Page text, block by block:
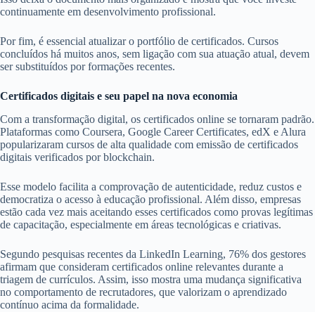
continuamente em desenvolvimento profissional.
Por fim, é essencial atualizar o portfólio de certificados. Cursos
concluídos há muitos anos, sem ligação com sua atuação atual, devem
ser substituídos por formações recentes.
Certificados digitais e seu papel na nova economia
Com a transformação digital, os certificados online se tornaram padrão.
Plataformas como Coursera, Google Career Certificates, edX e Alura
popularizaram cursos de alta qualidade com emissão de certificados
digitais verificados por blockchain.
Esse modelo facilita a comprovação de autenticidade, reduz custos e
democratiza o acesso à educação profissional. Além disso, empresas
estão cada vez mais aceitando esses certificados como provas legítimas
de capacitação, especialmente em áreas tecnológicas e criativas.
Segundo pesquisas recentes da LinkedIn Learning, 76% dos gestores
afirmam que consideram certificados online relevantes durante a
triagem de currículos. Assim, isso mostra uma mudança significativa
no comportamento de recrutadores, que valorizam o aprendizado
contínuo acima da formalidade.